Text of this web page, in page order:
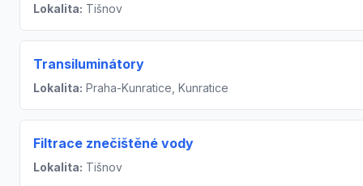
Lokalita: Tišnov
Transiluminátory
Lokalita: Praha-Kunratice, Kunratice
Filtrace znečištěné vody
Lokalita: Tišnov